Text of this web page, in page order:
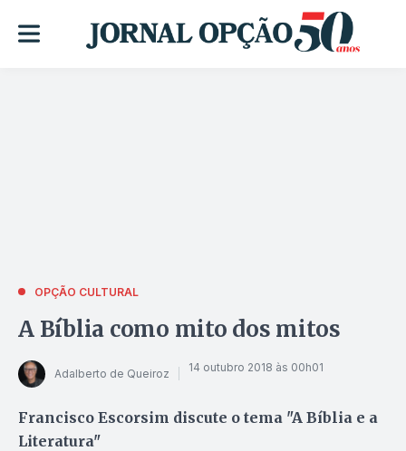
OPÇÃO CULTURAL
A Bíblia como mito dos mitos
Adalberto de Queiroz 14 outubro 2018 às 00h01
Francisco Escorsim discute o tema "A Bíblia e a
Literatura"